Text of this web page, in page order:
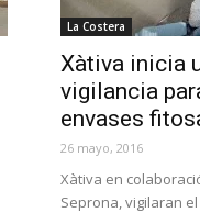
La Costera
Xàtiva inicia
vigilancia
envases
26 mayo, 2016
Xàtiva en
Seprona, vigilaran